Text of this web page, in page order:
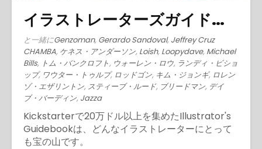
イラストレーターズガイドブック (2016)
と一緒にGenzoman, Gerardo Sandoval, Jeffrey Cruz
CHAMBA, ケネス・アンダーソン, Loish, Loopydave, Michael
Bills, トム・バンクロフト, ウォーレン・ロウ, ランディ・ビショ
ップ, ワウター・トゥルプ, ロッドゴン, キム・ジョンギ, ロレン
ゾ・エザリントン, スティーブ・ルード, ブリードマン, デイ
ブ・バーディン, Jazza
Kickstarterで20万ドル以上を集めたIllustrator's
Guidebookは、どんなイラストレーターにとって
も宝の山です。